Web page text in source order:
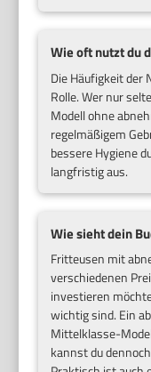
Wie oft nutzt du
Die Häufigkeit der
Rolle. Wer nur
Modell ohne
regelmäßigem
bessere Hygiene
langfristig aus.
Wie sieht dein
Fritteusen mit
verschiedenen
investieren
wichtig sind. Ein
Mittelklasse-
kannst du